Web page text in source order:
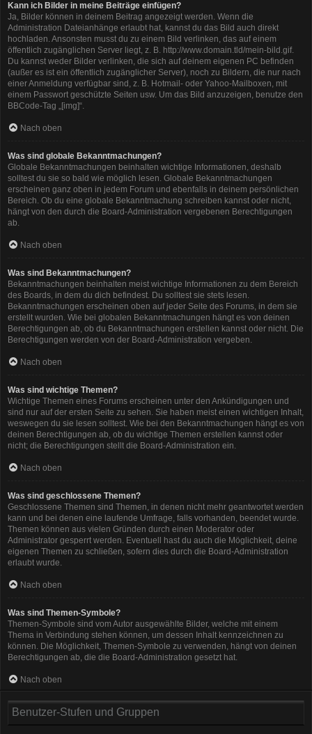
Kann ich Bilder in meine Beiträge einfügen?
Ja, Bilder können in deinem Beitrag angezeigt werden. Wenn die
Administration Dateianhänge erlaubt hat, kannst du das Bild auch direkt
hochladen. Ansonsten musst du zu einem Bild verlinken, das auf einem
öffentlich zugänglichen Server liegt, z. B. http://www.domain.tld/mein-bild.gif.
Du kannst weder Bilder verlinken, die sich auf deinem eigenen PC befinden
(außer es ist ein öffentlich zugänglicher Server), noch zu Bildern, die nur nach
einer Anmeldung verfügbar sind, z. B. Hotmail- oder Yahoo-Mailboxen, mit
einem Passwort geschützte Seiten usw. Um das Bild anzuzeigen, benutze den
BBCode-Tag „[img]“.
Nach oben
Was sind globale Bekanntmachungen?
Globale Bekanntmachungen beinhalten wichtige Informationen, deshalb
solltest du sie so bald wie möglich lesen. Globale Bekanntmachungen
erscheinen ganz oben in jedem Forum und ebenfalls in deinem persönlichen
Bereich. Ob du eine globale Bekanntmachung schreiben kannst oder nicht,
hängt von den durch die Board-Administration vergebenen Berechtigungen
ab.
Nach oben
Was sind Bekanntmachungen?
Bekanntmachungen beinhalten meist wichtige Informationen zu dem Bereich
des Boards, in dem du dich befindest. Du solltest sie stets lesen.
Bekanntmachungen erscheinen oben auf jeder Seite des Forums, in dem sie
erstellt wurden. Wie bei globalen Bekanntmachungen hängt es von deinen
Berechtigungen ab, ob du Bekanntmachungen erstellen kannst oder nicht. Die
Berechtigungen werden von der Board-Administration vergeben.
Nach oben
Was sind wichtige Themen?
Wichtige Themen eines Forums erscheinen unter den Ankündigungen und
sind nur auf der ersten Seite zu sehen. Sie haben meist einen wichtigen Inhalt,
weswegen du sie lesen solltest. Wie bei den Bekanntmachungen hängt es von
deinen Berechtigungen ab, ob du wichtige Themen erstellen kannst oder
nicht; die Berechtigungen stellt die Board-Administration ein.
Nach oben
Was sind geschlossene Themen?
Geschlossene Themen sind Themen, in denen nicht mehr geantwortet werden
kann und bei denen eine laufende Umfrage, falls vorhanden, beendet wurde.
Themen können aus vielen Gründen durch einen Moderator oder
Administrator gesperrt werden. Eventuell hast du auch die Möglichkeit, deine
eigenen Themen zu schließen, sofern dies durch die Board-Administration
erlaubt wurde.
Nach oben
Was sind Themen-Symbole?
Themen-Symbole sind vom Autor ausgewählte Bilder, welche mit einem
Thema in Verbindung stehen können, um dessen Inhalt kennzeichnen zu
können. Die Möglichkeit, Themen-Symbole zu verwenden, hängt von deinen
Berechtigungen ab, die die Board-Administration gesetzt hat.
Nach oben
Benutzer-Stufen und Gruppen